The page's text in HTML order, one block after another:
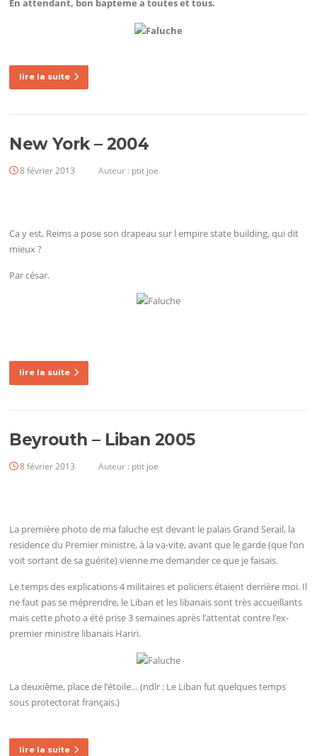
En attendant, bon bapteme a toutes et tous.
lire la suite
New York – 2004
8 février 2013 Auteur : ptit joe
Ca y est, Reims a pose son drapeau sur l empire state building, qui dit
mieux ?
Par césar.
lire la suite
Beyrouth – Liban 2005
8 février 2013 Auteur : ptit joe
La première photo de ma faluche est devant le palais Grand Serail, la
residence du Premier ministre, à la va-vite, avant que le garde (que l’on
voit sortant de sa guérite) vienne me demander ce que je faisais.
Le temps des explications 4 militaires et policiers étaient derrière moi. Il
ne faut pas se méprendre, le Liban et les libanais sont très accueillants
mais cette photo a été prise 3 semaines après l’attentat contre l’ex-
premier ministre libanais Hariri.
La deuxième, place de l’étoile… (ndlr : Le Liban fut quelques temps
sous protectorat français.)
lire la suite